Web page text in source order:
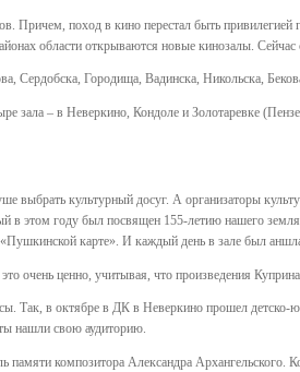
Причем, поход в кино перестал быть привилегией
области открываются новые кинозалы. Сейчас
Сердобска, Городища, Вадинска, Никольска,
зала – в Неверкино, Кондоле и Золотаревке
культурный досуг. А организаторы
в этом году был посвящен 155-летию нашего
карте». И каждый день в зале был
очень ценно, учитывая, что произведения
Так, в октябре в ДК в Неверкино прошел
нашли свою аудиторию.
памяти композитора Александра